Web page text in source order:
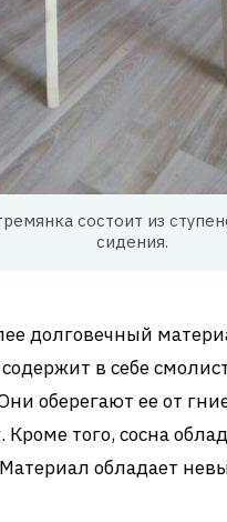
состоит из
сидения.
долговечный
в себе
оберегают ее от
Кроме того, сосна
обладает